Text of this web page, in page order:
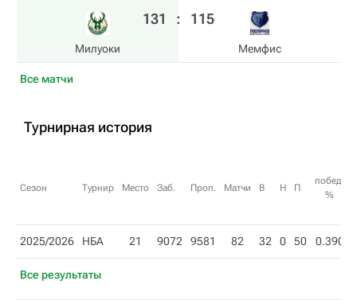
Все матчи
Милуоки
131 : 115
Мемфис
Турнирная история
Сезон Турнир Место Заб. Проп. Матчи В Н П
побед,
%
2025/2026 НБА 21 9072 9581 82 32 0 50 0.390
Все результаты